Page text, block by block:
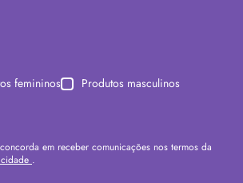
femininos Produtos masculinos
em receber comunicações nos termos da
.